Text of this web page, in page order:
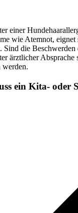
einer
wie Atemnot, eignet
Sind die Beschwerden
ärztlicher Absprache
werden.
ein Kita- oder